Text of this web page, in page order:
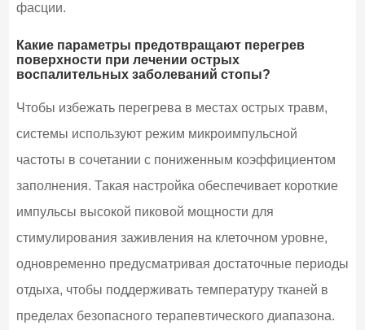
фасции.
Какие параметры предотвращают перегрев
поверхности при лечении острых
воспалительных заболеваний стопы?
Чтобы избежать перегрева в местах острых травм,
системы используют режим микроимпульсной
частоты в сочетании с пониженным коэффициентом
заполнения. Такая настройка обеспечивает короткие
импульсы высокой пиковой мощности для
стимулирования заживления на клеточном уровне,
одновременно предусматривая достаточные периоды
отдыха, чтобы поддерживать температуру тканей в
пределах безопасного терапевтического диапазона.